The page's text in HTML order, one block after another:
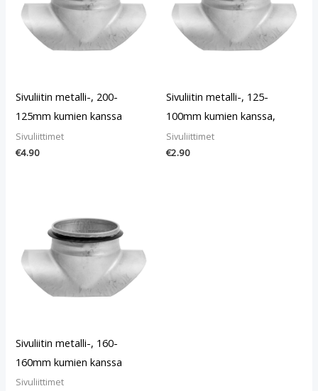
Sivuliitin metalli-, 200-
125mm kumien kanssa
Sivuliittimet
€4.90
Sivuliitin metalli-, 125-
100mm kumien kanssa,
Sivuliittimet
€2.90
Sivuliitin metalli-, 160-
160mm kumien kanssa
Sivuliittimet